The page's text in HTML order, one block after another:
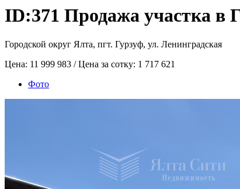
ID:371 Продажа участка в
Городской округ Ялта, пгт. Гурзуф, ул. Ленинградская
Цена: 11 999 983 / Цена за сотку: 1 717 621
Фото